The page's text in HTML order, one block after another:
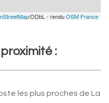
/ODbL - renduOSM France
:
les plus proches de La